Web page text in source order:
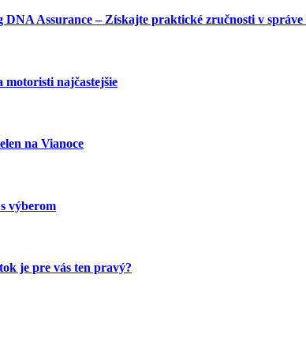
Assurance – Získajte praktické zručnosti v správe
motoristi najčastejšie
na Vianoce
výberom
je pre vás ten pravý?